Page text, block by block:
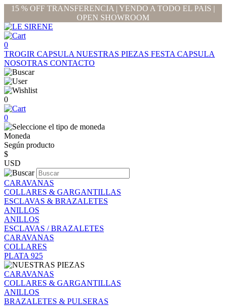
15 % OFF TRANSFERENCIA | YENDO A TODO EL PAIS |
OPEN SHOWROOM
0
TROGIR CAPSULA NUESTRAS PIEZAS FESTA CAPSULA
NOSOTRAS CONTACTO
0
0
Moneda
Según producto
$
USD
CARAVANAS
COLLARES & GARGANTILLAS
ESCLAVAS & BRAZALETES
ANILLOS
ANILLOS
ESCLAVAS / BRAZALETES
CARAVANAS
COLLARES
PLATA 925
CARAVANAS
COLLARES & GARGANTILLAS
ANILLOS
BRAZALETES & PULSERAS